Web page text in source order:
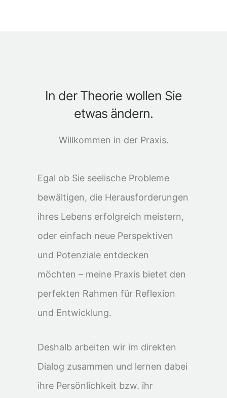
In der Theorie wollen Sie
etwas ändern.
Willkommen in der Praxis.
Egal ob Sie seelische Probleme
bewältigen, die Herausforderungen
ihres Lebens erfolgreich meistern,
oder einfach neue Perspektiven
und Potenziale entdecken
möchten – meine Praxis bietet den
perfekten Rahmen für Reflexion
und Entwicklung.
Deshalb arbeiten wir im direkten
Dialog zusammen und lernen dabei
ihre Persönlichkeit bzw. ihr